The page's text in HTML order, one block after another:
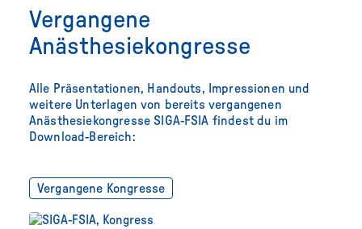
Vergangene
Anästhesiekongresse
Alle Präsentationen, Handouts, Impressionen und
weitere Unterlagen von bereits vergangenen
Anästhesiekongresse SIGA-FSIA findest du im
Download-Bereich:
Vergangene Kongresse